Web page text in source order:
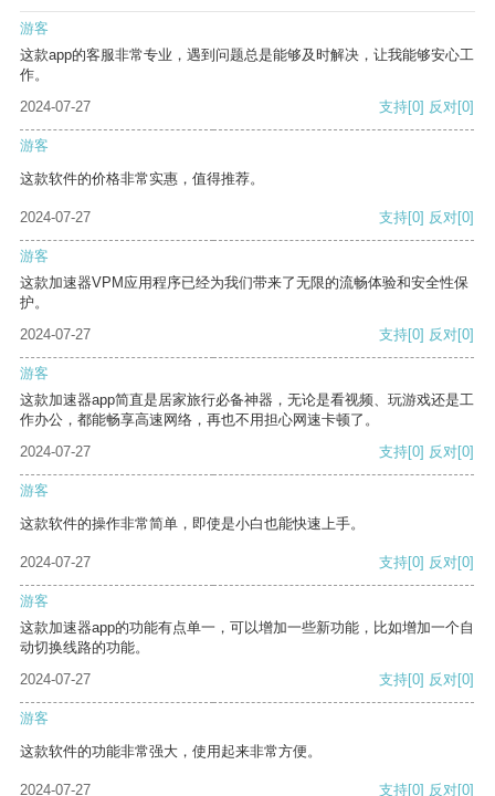
游客
这款app的客服非常专业，遇到问题总是能够及时解决，让我能够安心工
作。
2024-07-27
支持[0] 反对[0]
游客
这款软件的价格非常实惠，值得推荐。
2024-07-27 支持[0] 反对[0]
游客
这款加速器VPM应用程序已经为我们带来了无限的流畅体验和安全性保
护。
2024-07-27
支持[0] 反对[0]
游客
这款加速器app简直是居家旅行必备神器，无论是看视频、玩游戏还是工
作办公，都能畅享高速网络，再也不用担心网速卡顿了。
2024-07-27
支持[0] 反对[0]
游客
这款软件的操作非常简单，即使是小白也能快速上手。
2024-07-27 支持[0] 反对[0]
游客
这款加速器app的功能有点单一，可以增加一些新功能，比如增加一个自
动切换线路的功能。
2024-07-27
支持[0] 反对[0]
游客
这款软件的功能非常强大，使用起来非常方便。
2024-07-27 支持[0] 反对[0]